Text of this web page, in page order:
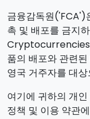
금융감독원('FCA')
촉 및 배포를 금지
Cryptocurrencies
품의 배포와 관련
영국 거주자를 대
여기에 귀하의 개
정책 및 이용 약관